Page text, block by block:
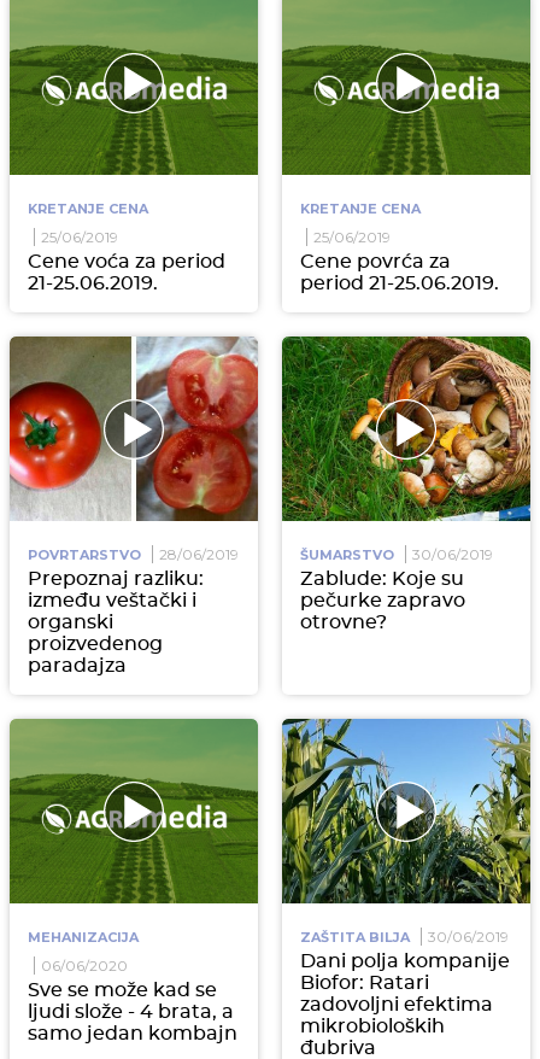
KRETANJE CENA
25/06/2019
Cene voća za period
21-25.06.2019.
KRETANJE CENA
25/06/2019
Cene povrća za
period 21-25.06.2019.
POVRTARSTVO 28/06/2019
Prepoznaj razliku:
između veštački i
organski
proizvedenog
paradajza
ŠUMARSTVO 30/06/2019
Zablude: Koje su
pečurke zapravo
otrovne?
MEHANIZACIJA
06/06/2020
Sve se može kad se
ljudi slože - 4 brata, a
samo jedan kombajn
ZAŠTITA BILJA 30/06/2019
Dani polja kompanije
Biofor: Ratari
zadovoljni efektima
mikrobioloških
đubriva